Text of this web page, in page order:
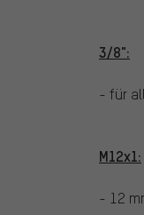
3/8":
- für
M12x1:
- 12